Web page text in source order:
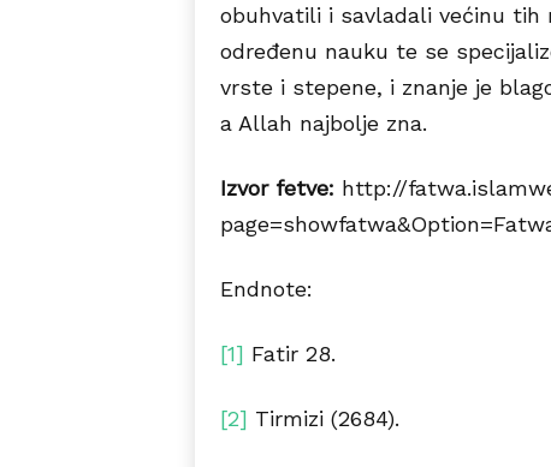
obuhvatili i savladali većinu tih
određenu nauku te se
vrste i stepene, i znanje je
a Allah najbolje zna.
Izvor fetve: http://
Endnote:
[1] Fatir 28.
[2] Tirmizi (2684).